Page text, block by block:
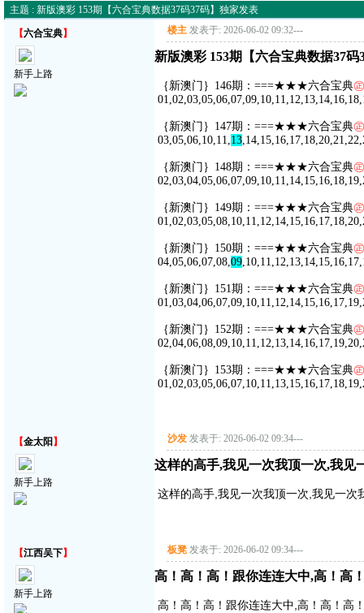
主题 : 新版澳彩 153期【六合宝典数据37码37码】独家发表
【六合宝典】
新手上路
楼主 发表于: 2026-06-02 09:32---
新版澳彩 153期【六合宝典数据37码
｛新澳门｝146期：===★★★六合宝典㊣
｛新澳门｝147期：===★★★六合宝典㊣
03,05,06,10,11,13
｛新澳门｝148期：===★★★六合宝典㊣
｛新澳门｝149期：===★★★六合宝典㊣
｛新澳门｝150期：===★★★六合宝典㊣
04,05,06,07,08,09
｛新澳门｝151期：===★★★六合宝典㊣
｛新澳门｝152期：===★★★六合宝典㊣
｛新澳门｝153期：===★★★六合宝典㊣
【金太阳 】
新手上路
沙发 发表于: 2026-06-02 09:34---
这样的高手,我见一次我顶一次,我见
这样的高手,我见一次我顶一次,我见一次
【江西吴下】
新手上路
板凳 发表于: 2026-06-02 09:34---
高！高！高！跟你连连大中,高！高
高！高！高！跟你连连大中,高！高！高